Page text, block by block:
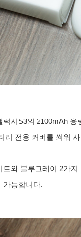
럭시S3의 2100mAh
리 전용 커버를 씌워
트와 블루그레이 2가
가능합니다.